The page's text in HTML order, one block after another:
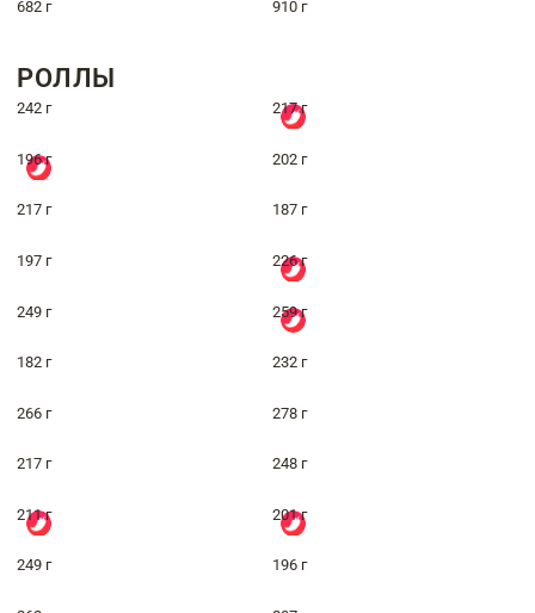
682 г 910 г
РОЛЛЫ
242 г 217 г
196 г 202 г
217 г 187 г
197 г 226 г
249 г 259 г
182 г 232 г
266 г 278 г
217 г 248 г
211 г 201 г
249 г 196 г